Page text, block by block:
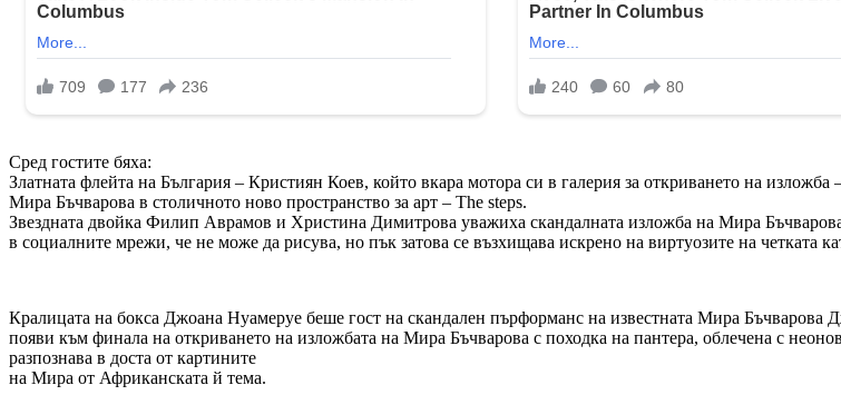
Сред гостите бяха:
Златната флейта на България – Кристиян Коев, който вкара мотора си в галерия за откриването на
Мира Бъчварова в столичното ново пространство за арт – The steps.
Звездната двойка Филип Аврамов и Христина Димитрова уважиха скандалната изложба на Мира
в социалните мрежи, че не може да рисува, но пък затова се възхищава искрено на виртуозите на четката
Кралицата на бокса Джоана Нуамеруе беше гост на скандален пърформанс на известната Мира Бъчварова
появи към финала на откриването на изложбата на Мира Бъчварова с походка на пантера, облечена с
разпознава в доста от картините
на Мира от Африканската й тема.